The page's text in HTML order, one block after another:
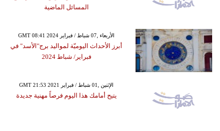
المسائل الماضية
GMT 08:41 2024 الأربعاء ,07 شباط / فبراير
أبرز الأحداث اليوميّة لمواليد برج"الأسد" في
فبراير/ شباط 2024
GMT 21:53 2021 الإثنين ,01 شباط / فبراير
يتيح أمامك هذا اليوم فرصاً مهنية جديدة